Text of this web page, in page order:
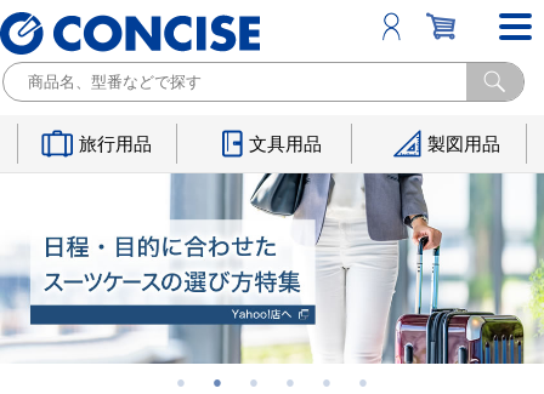
旅行用品 文具用品 製図用品